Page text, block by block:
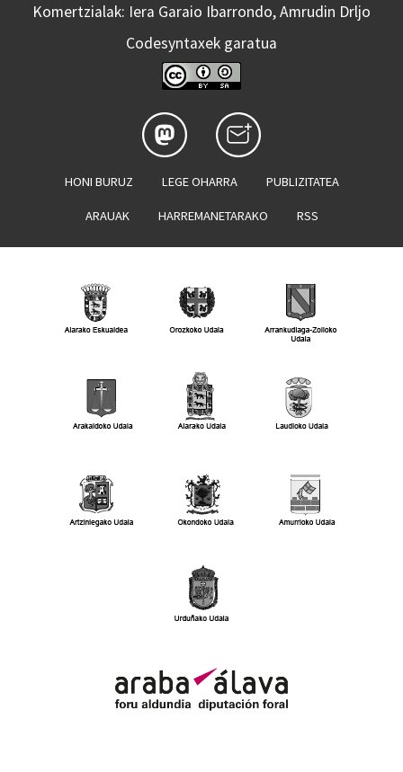
Komertzialak: Iera Garaio Ibarrondo, Amrudin Drljo
Codesyntaxek garatua
HONI BURUZ LEGE OHARRA PUBLIZITATEA
ARAUAK HARREMANETARAKO RSS